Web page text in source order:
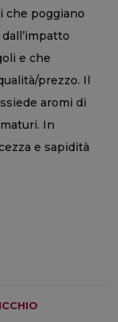
che poggiano
e che
prezzo. Il
aromi di
In
e sapidità